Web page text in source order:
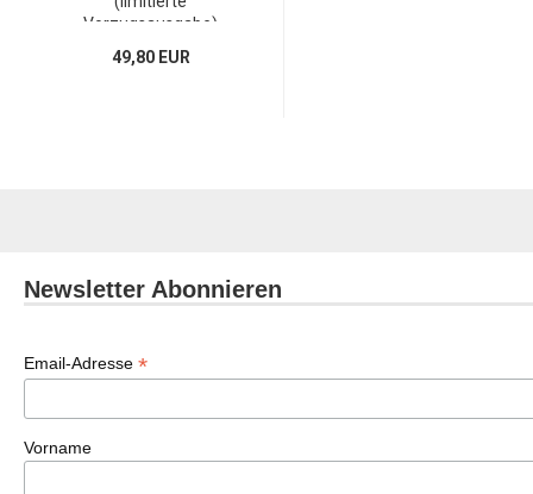
Vorzugsausgabe)
49,80 EUR
Newsletter Abonnieren
Email-Adresse *
Vorname